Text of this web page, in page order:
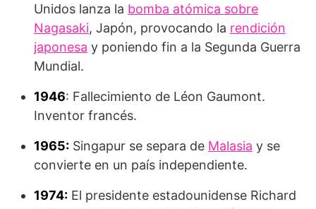
Unidos lanza la bomba atómica sobre
Nagasaki, Japón, provocando la rendición
japonesa y poniendo fin a la Segunda Guerra
Mundial.
1946: Fallecimiento de Léon Gaumont.
Inventor francés.
1965: Singapur se separa de Malasia y se
convierte en un país independiente.
1974: El presidente estadounidense Richard